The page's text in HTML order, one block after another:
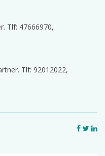
Tlf: 47666970,
Tlf: 92012022,